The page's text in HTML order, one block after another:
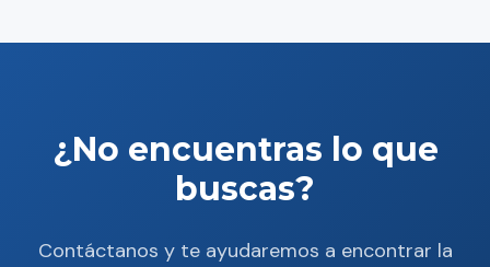
¿No encuentras lo que
buscas?
Contáctanos y te ayudaremos a encontrar la